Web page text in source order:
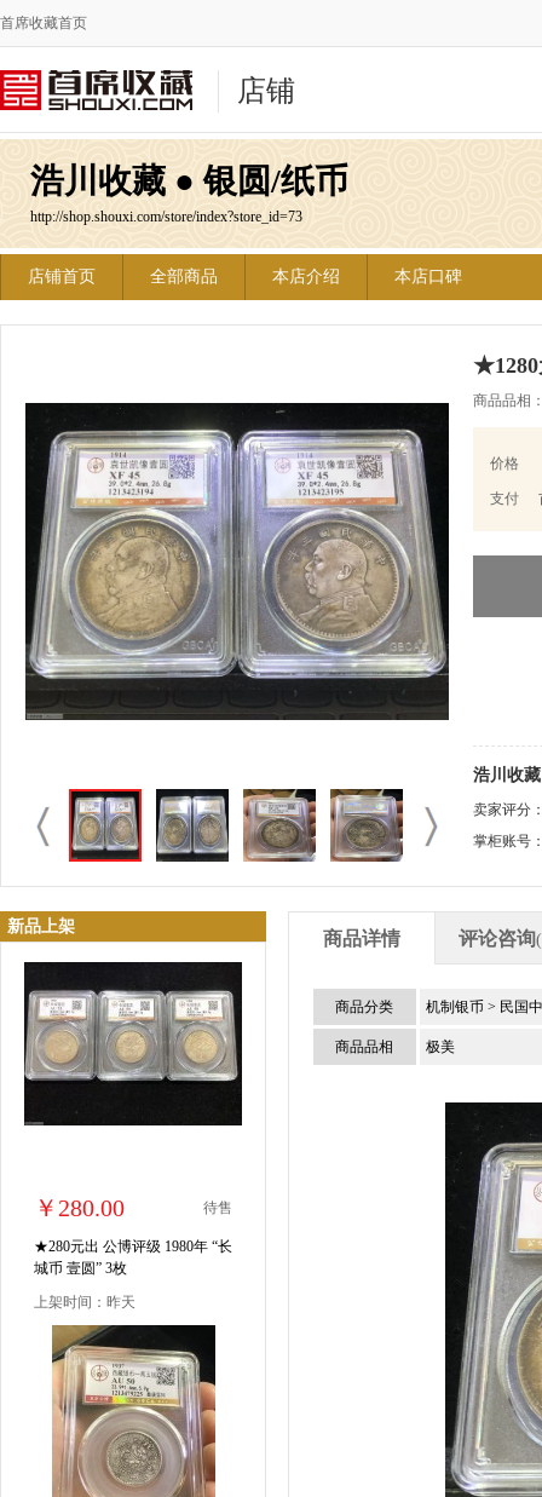
首席收藏首页
店铺
浩川收藏 ● 银圆/纸币
http://shop.shouxi.com/store/index?store_id=73
店铺首页 全部商品 本店介绍 本店口碑
★1280
商品品相
价格
支付
浩川收
卖家评分
掌柜账号
新品上架
￥280.00 待售
★280元出 公博评级 1980年 “长
城币 壹圆” 3枚
上架时间：昨天
商品详情 评论咨询(
商品分类 机制银币 > 民国
商品品相 极美